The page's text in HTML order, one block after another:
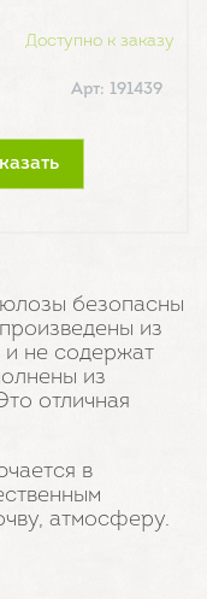
Доступно к заказу
Арт: 191439
безопасны
из
и не содержат
из
отличная
в
атмосферу.